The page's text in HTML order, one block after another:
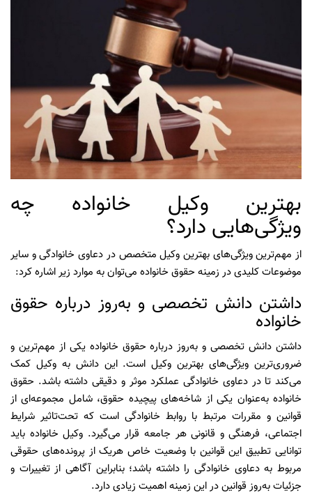
بهترین وکیل خانواده چه
ویژگی‌هایی دارد؟
از مهم‌ترین ویژگی‌های بهترین وکیل متخصص در دعاوی خانوادگی و سایر
موضوعات کلیدی در زمینه حقوق خانواده می‌توان به موارد زیر اشاره کرد:
داشتن دانش تخصصی و به‌روز درباره حقوق
خانواده
داشتن دانش تخصصی و به‌روز درباره حقوق خانواده یکی از مهم‌ترین و
ضروری‌ترین ویژگی‌های بهترین وکیل است. این دانش به وکیل کمک
می‌کند تا در دعاوی خانوادگی عملکرد موثر و دقیقی داشته باشد. حقوق
خانواده به‌عنوان یکی از شاخه‌های پیچیده حقوق، شامل مجموعه‌ای از
قوانین و مقررات مرتبط با روابط خانوادگی است که تحت‌تاثیر شرایط
اجتماعی، فرهنگی و قانونی هر جامعه قرار می‌گیرد. وکیل خانواده باید
توانایی تطبیق این قوانین با وضعیت خاص هریک از پرونده‌های حقوقی
مربوط به دعاوی خانوادگی را داشته باشد؛ بنابراین آگاهی از تغییرات و
جزئیات به‌روز قوانین در این زمینه اهمیت زیادی دارد.